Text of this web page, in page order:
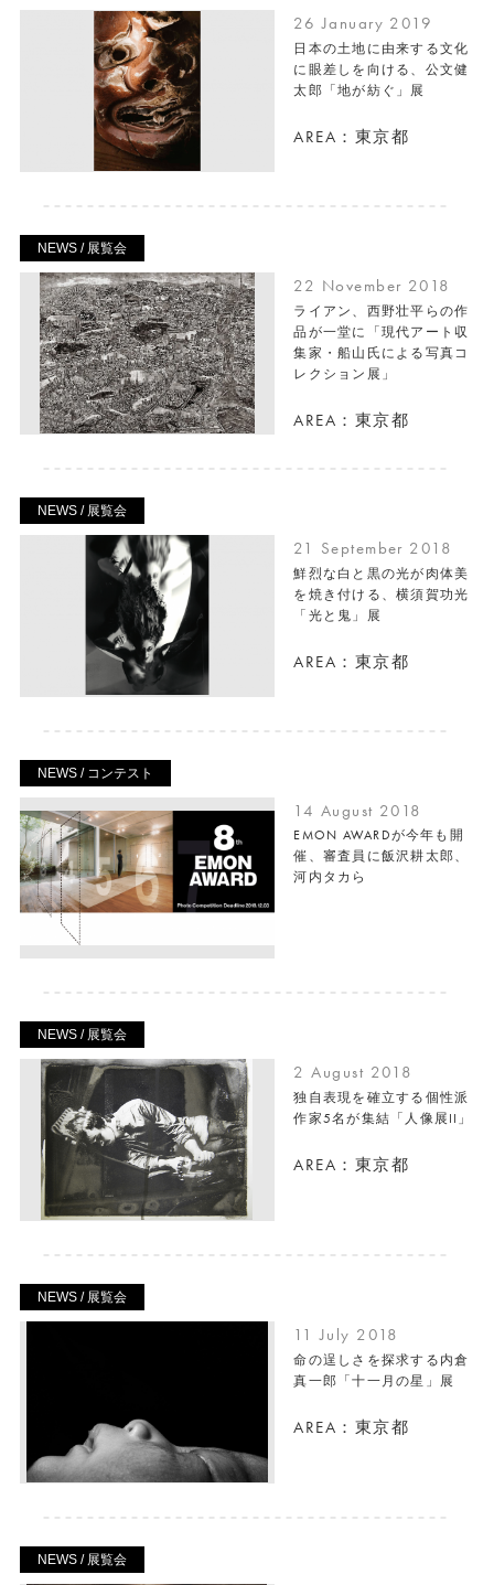
26 January 2019
日本の土地に由来する文化
に眼差しを向ける、公文健
太郎「地が紡ぐ」展
AREA：東京都
NEWS / 展覧会
22 November 2018
ライアン、西野壮平らの作
品が一堂に「現代アート収
集家・船山氏による写真コ
レクション展」
AREA：東京都
NEWS / 展覧会
21 September 2018
鮮烈な白と黒の光が肉体美
を焼き付ける、横須賀功光
「光と鬼」展
AREA：東京都
NEWS / コンテスト
14 August 2018
EMON AWARDが今年も開
催、審査員に飯沢耕太郎、
河内タカら
NEWS / 展覧会
2 August 2018
独自表現を確立する個性派
作家5名が集結「人像展II」
AREA：東京都
NEWS / 展覧会
11 July 2018
命の逞しさを探求する内倉
真一郎「十一月の星」展
AREA：東京都
NEWS / 展覧会